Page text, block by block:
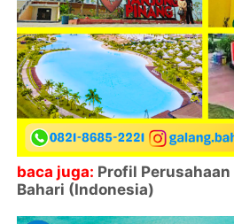
baca juga: Profil Perusahaan
Bahari (Indonesia)